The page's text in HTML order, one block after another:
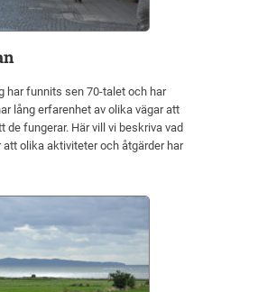
har funnits sen 70-talet och har
lång erfarenhet av olika vägar att
de fungerar. Här vill vi beskriva vad
olika aktiviteter och åtgärder har